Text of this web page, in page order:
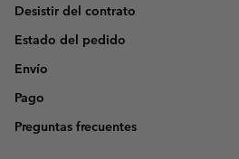
Desistir del contrato
Estado del pedido
Envío
Pago
Preguntas frecuentes